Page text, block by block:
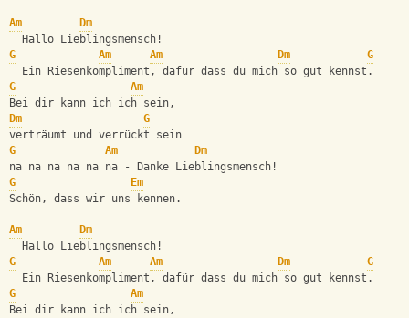
Am
Dm
  Hallo Lieblingsmensch!
G
Am Am Dm
G
  Ein Riesenkompliment, dafür dass du mich so gut kennst.
G
Am
Bei dir kann ich ich sein,
Dm
G
verträumt und verrückt sein
G
Am
Dm
na na na na na na - Danke Lieblingsmensch!
G
Em
Schön, dass wir uns kennen.
Am
Dm
  Hallo Lieblingsmensch!
G
Am Am Dm
G
  Ein Riesenkompliment, dafür dass du mich so gut kennst.
G
Am
Bei dir kann ich ich sein,